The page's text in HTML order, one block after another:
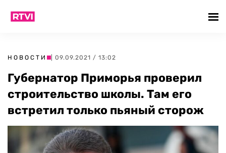
НОВОСТИ | 09.09.2021 / 13:02
Губернатор Приморья проверил
строительство школы. Там его
встретил только пьяный сторож